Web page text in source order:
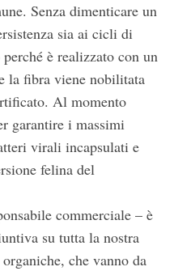
Senza dimenticare un
sia ai cicli di
è realizzato con un
la fibra viene nobilitata
Al momento
garantire i massimi
virali incapsulati e
felina del
commerciale – è
su tutta la nostra
che vanno da